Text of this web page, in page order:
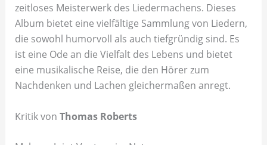
zeitloses Meisterwerk des Liedermachens. Dieses
Album bietet eine vielfältige Sammlung von Liedern,
die sowohl humorvoll als auch tiefgründig sind. Es
ist eine Ode an die Vielfalt des Lebens und bietet
eine musikalische Reise, die den Hörer zum
Nachdenken und Lachen gleichermaßen anregt.
Kritik von Thomas Roberts